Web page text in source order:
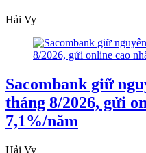
Hải Vy
Sacombank giữ
tháng 8/2026, gửi
7,1%/năm
Hải Vy